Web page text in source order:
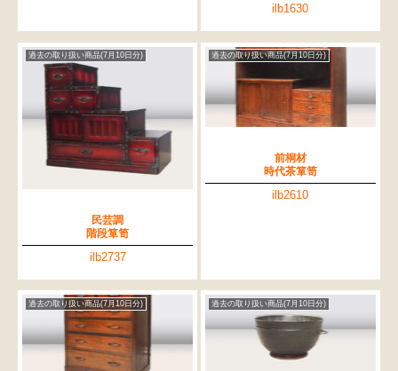
ilb1630
過去の取り扱い商品(7月10日分)
民芸調
階段箪笥
ilb2737
過去の取り扱い商品(7月10日分)
前桐材
時代茶箪笥
ilb2610
過去の取り扱い商品(7月10日分) 過去の取り扱い商品(7月10日分)